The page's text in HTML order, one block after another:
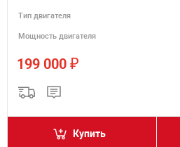
Тип двигателя
Мощность двигателя
199 000 ₽
Купить